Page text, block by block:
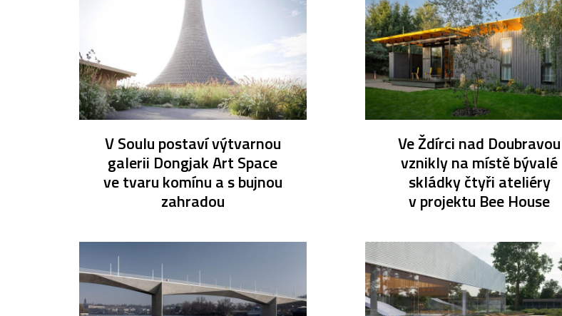
V Soulu postaví výtvarnou
galerii Dongjak Art Space
ve tvaru komínu a s bujnou
zahradou
Ve Ždírci nad Doubravou
vznikly na místě bývalé
skládky čtyři ateliéry
v projektu Bee House